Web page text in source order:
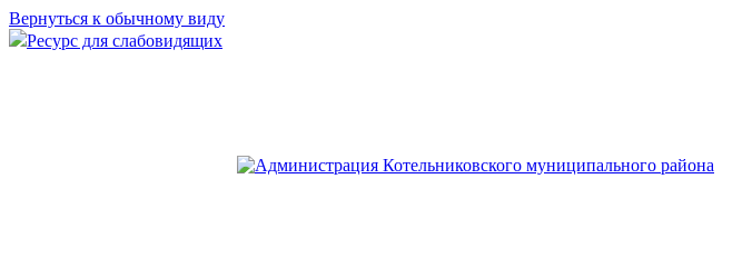
Вернуться к обычному виду
Ресурс для слабовидящих